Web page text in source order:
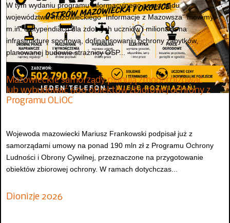
W tym wydaniu programu informacyjnego samorządu
województwa mazowieckiego "Informacje z Mazowsza" mówimy
m.in. o stypendiach dla zdolnych uczniów i milionach na
infrastrukturę sportową, dofinansowaniu ochrony zabytków,
planowanej budowie strażnicy OSP...
Mazowieckie samorządy planują zmodernizować
lub wybudować 600 obiektów zbiorowej ochrony z
Programu OLiOC
Wojewoda mazowiecki Mariusz Frankowski podpisał już z
samorządami umowy na ponad 190 mln zł z Programu Ochrony
Ludności i Obrony Cywilnej, przeznaczone na przygotowanie
obiektów zbiorowej ochrony. W ramach dotychczas...
Dionizje 2026